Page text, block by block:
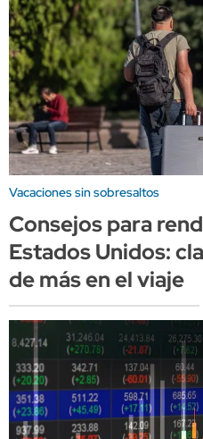
Vacaciones sin sobresaltos
Consejos para
Estados Unidos:
de más en el viaje